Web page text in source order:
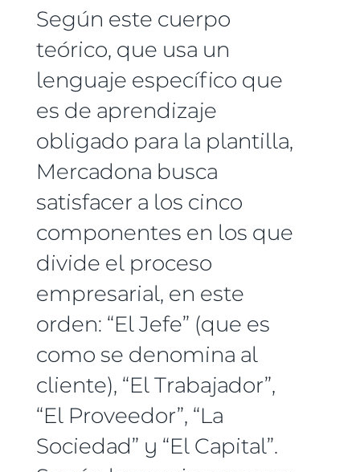
Según este cuerpo
teórico, que usa un
lenguaje específico que
es de aprendizaje
obligado para la plantilla,
Mercadona busca
satisfacer a los cinco
componentes en los que
divide el proceso
empresarial, en este
orden: “El Jefe” (que es
como se denomina al
cliente), “El Trabajador”,
“El Proveedor”, “La
Sociedad” y “El Capital”.